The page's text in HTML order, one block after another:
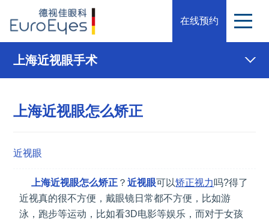
在线预约
上海近视眼手术
上海近视眼怎么矫正
近视眼
上海近视眼怎么矫正 ？近视眼可以矫正视力 吗?得了
近视真的很不方便，戴眼镜日常都不方便，比如游
泳，跑步等运动，比如看3D电影等娱乐，而对于女孩